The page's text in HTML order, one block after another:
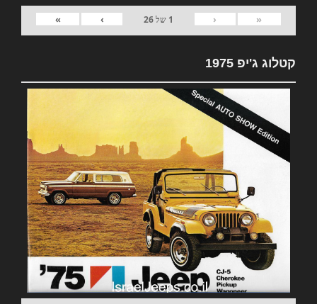
«
‹
1 של26
›
»
קטלוג ג'יפ 1975